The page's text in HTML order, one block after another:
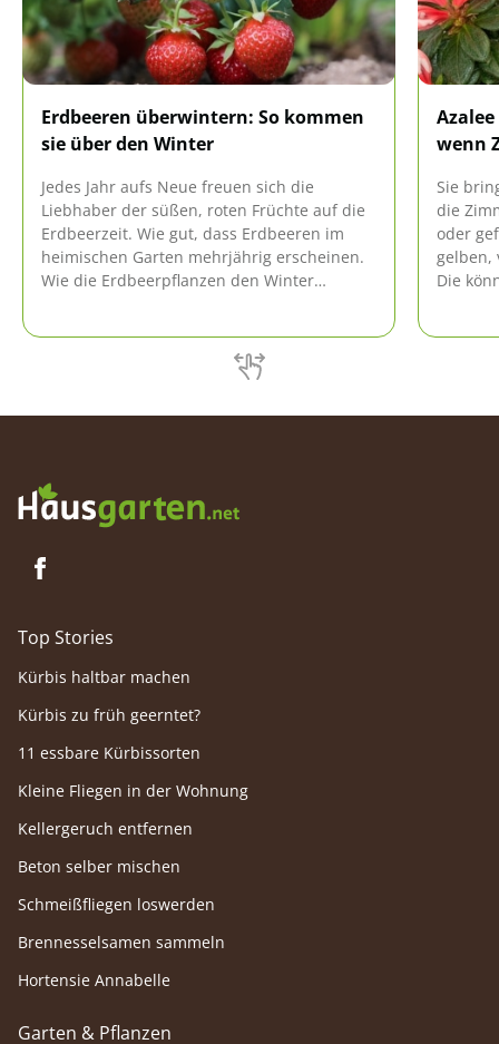
Erdbeeren überwintern: So kommen
sie über den Winter
Jedes Jahr aufs Neue freuen sich die
Liebhaber der süßen, roten Früchte auf die
Erdbeerzeit. Wie gut, dass Erdbeeren im
heimischen Garten mehrjährig erscheinen.
Wie die Erdbeerpflanzen den Winter
wenn
Sie
die
oder
gelben,
Die
Top Stories
Kürbis haltbar machen
Kürbis zu früh geerntet?
11 essbare Kürbissorten
Kleine Fliegen in der Wohnung
Kellergeruch entfernen
Beton selber mischen
Schmeißfliegen loswerden
Brennesselsamen sammeln
Hortensie Annabelle
Garten & Pflanzen